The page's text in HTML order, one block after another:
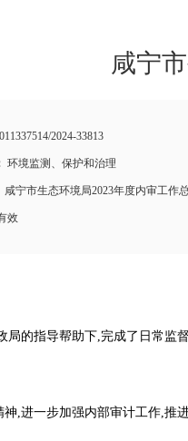
咸宁
011337514/2024-33813
环境监测、保护和治理
咸宁市生态环境局2023年度内审工作
效
局的指导帮助下,完成了日常监
,进一步加强内部审计工作,推